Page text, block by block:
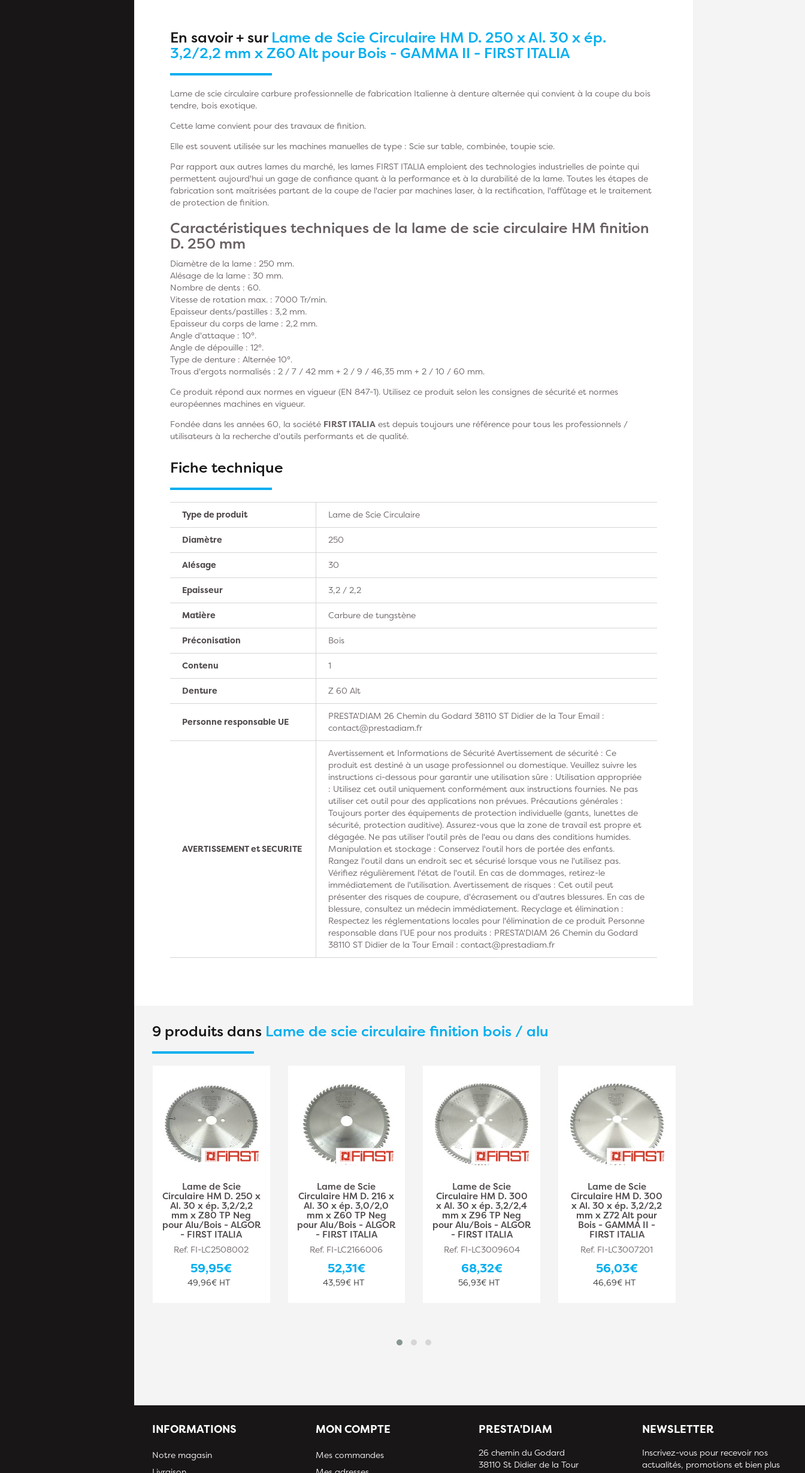
En savoir + sur Lame de Scie Circulaire HM D. 250 x Al. 30 x ép.
3,2/2,2 mm x Z60 Alt pour Bois - GAMMA II - FIRST ITALIA
Lame de scie circulaire carbure professionnelle de fabrication Italienne à denture alternée qui convient à la coupe du bois
tendre, bois exotique.
Cette lame convient pour des travaux de finition.
Elle est souvent utilisée sur les machines manuelles de type : Scie sur table, combinée, toupie scie.
Par rapport aux autres lames du marché, les lames FIRST ITALIA emploient des technologies industrielles de pointe qui
permettent aujourd'hui un gage de confiance quant à la performance et à la durabilité de la lame. Toutes les étapes de
fabrication sont maitrisées partant de la coupe de l'acier par machines laser, à la rectification, l'affûtage et le traitement
de protection de finition.
Caractéristiques techniques de la lame de scie circulaire HM finition
D. 250 mm
Diamètre de la lame : 250 mm.
Alésage de la lame : 30 mm.
Nombre de dents : 60.
Vitesse de rotation max. : 7000 Tr/min.
Epaisseur dents/pastilles : 3,2 mm.
Epaisseur du corps de lame : 2,2 mm.
Angle d'attaque : 10°.
Angle de dépouille : 12°.
Type de denture : Alternée 10°.
Trous d'ergots normalisés : 2 / 7 / 42 mm + 2 / 9 / 46,35 mm + 2 / 10 / 60 mm.
Ce produit répond aux normes en vigueur (EN 847-1). Utilisez ce produit selon les consignes de sécurité et normes
européennes machines en vigueur.
Fondée dans les années 60, la société FIRST ITALIA est depuis toujours une référence pour tous les professionnels /
utilisateurs à la recherche d'outils performants et de qualité.
Fiche technique
Type de produit Lame de Scie Circulaire
Diamètre 250
Alésage 30
Epaisseur 3,2 / 2,2
Matière Carbure de tungstène
Préconisation Bois
Contenu 1
Denture Z 60 Alt
Personne responsable UE
PRESTA'DIAM 26 Chemin du Godard 38110 ST Didier de la Tour Email :
contact@prestadiam.fr
AVERTISSEMENT et SECURITE
Avertissement et Informations de Sécurité Avertissement de sécurité : Ce
produit est destiné à un usage professionnel ou domestique. Veuillez suivre les
instructions ci-dessous pour garantir une utilisation sûre : Utilisation appropriée
: Utilisez cet outil uniquement conformément aux instructions fournies. Ne pas
utiliser cet outil pour des applications non prévues. Précautions générales :
Toujours porter des équipements de protection individuelle (gants, lunettes de
sécurité, protection auditive). Assurez-vous que la zone de travail est propre et
dégagée. Ne pas utiliser l'outil près de l'eau ou dans des conditions humides.
Manipulation et stockage : Conservez l'outil hors de portée des enfants.
Rangez l'outil dans un endroit sec et sécurisé lorsque vous ne l'utilisez pas.
Vérifiez régulièrement l'état de l'outil. En cas de dommages, retirez-le
immédiatement de l'utilisation. Avertissement de risques : Cet outil peut
présenter des risques de coupure, d'écrasement ou d'autres blessures. En cas de
blessure, consultez un médecin immédiatement. Recyclage et élimination :
Respectez les réglementations locales pour l'élimination de ce produit Personne
responsable dans l’UE pour nos produits : PRESTA'DIAM 26 Chemin du Godard
38110 ST Didier de la Tour Email : contact@prestadiam.fr
9 produits dans Lame de scie circulaire finition bois / alu
Lame de Scie
Circulaire HM D. 250 x
Al. 30 x ép. 3,2/2,2
mm x Z80 TP Neg
pour Alu/Bois - ALGOR
- FIRST ITALIA
Ref. FI-LC2508002
59,95€
49,96€ HT
Lame de Scie
Circulaire HM D. 216 x
Al. 30 x ép. 3,0/2,0
mm x Z60 TP Neg
pour Alu/Bois - ALGOR
- FIRST ITALIA
Ref. FI-LC2166006
52,31€
43,59€ HT
Lame de Scie
Circulaire HM D. 300
x Al. 30 x ép. 3,2/2,4
mm x Z96 TP Neg
pour Alu/Bois - ALGOR
- FIRST ITALIA
Ref. FI-LC3009604
68,32€
56,93€ HT
Lame de Scie
Circulaire HM D. 300
x Al. 30 x ép. 3,2/2,2
mm x Z72 Alt pour
Bois - GAMMA II -
FIRST ITALIA
Ref. FI-LC3007201
56,03€
46,69€ HT
INFORMATIONS
Notre magasin
MON COMPTE
Mes commandes
PRESTA'DIAM
26 chemin du Godard
38110 St Didier de la Tour
NEWSLETTER
Inscrivez-vous pour recevoir nos
actualités, promotions et bien plus